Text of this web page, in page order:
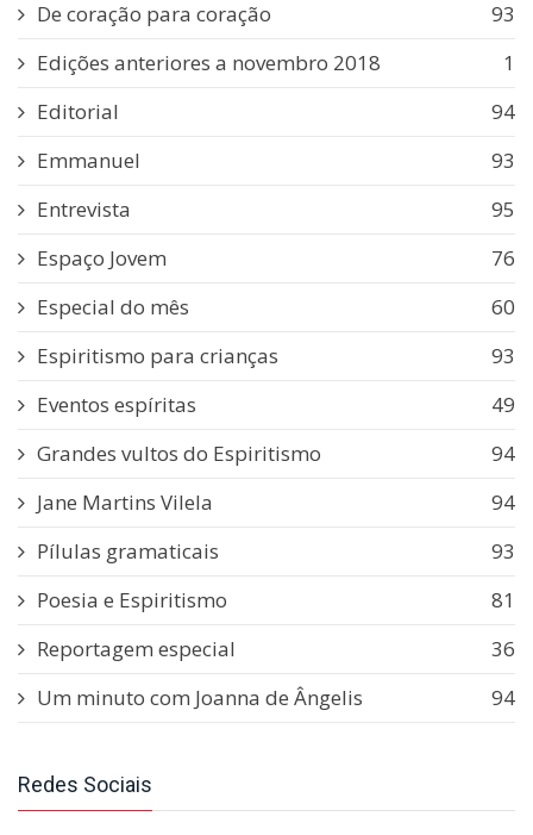
De coração para coração
93
Edições anteriores a novembro 2018
1
Editorial
94
Emmanuel
93
Entrevista
95
Espaço Jovem
76
Especial do mês
60
Espiritismo para crianças
93
Eventos espíritas
49
Grandes vultos do Espiritismo
94
Jane Martins Vilela
94
Pílulas gramaticais
93
Poesia e Espiritismo
81
Reportagem especial
36
Um minuto com Joanna de Ângelis
94
Redes Sociais